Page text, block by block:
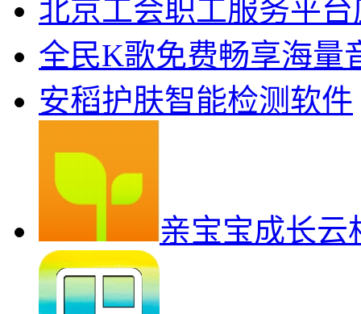
北京工会职工
安稻护肤智能检测软件